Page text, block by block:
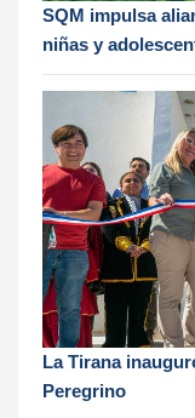
SQM impulsa
niñas y
La Tirana
Peregrino